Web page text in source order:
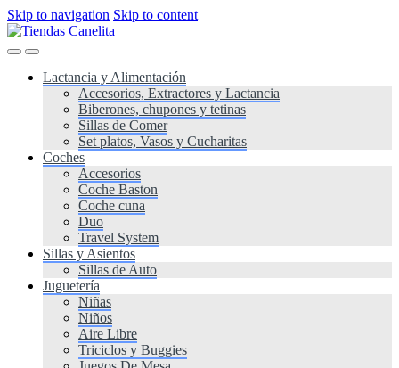
Skip to navigation Skip to content
Lactancia y Alimentación
Accesorios, Extractores y Lactancia
Biberones, chupones y tetinas
Sillas de Comer
Set platos, Vasos y Cucharitas
Coches
Accesorios
Coche Baston
Coche cuna
Duo
Travel System
Sillas y Asientos
Sillas de Auto
Juguetería
Niñas
Niños
Aire Libre
Triciclos y Buggies